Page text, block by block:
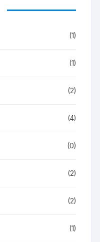
(1)
(1)
(2)
(4)
(0)
(2)
(2)
(1)